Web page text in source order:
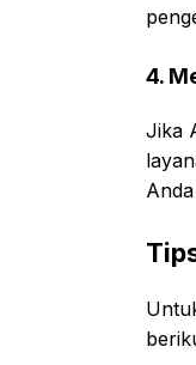
4.
Jika